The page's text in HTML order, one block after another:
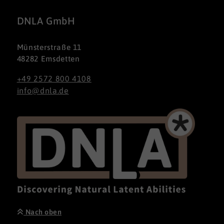
DNLA GmbH
Münsterstraße 11
48282 Emsdetten
+49 2572 800 4108
info@dnla.de
Nach oben